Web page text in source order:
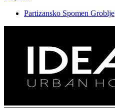
Partizansko Spomen Groblje